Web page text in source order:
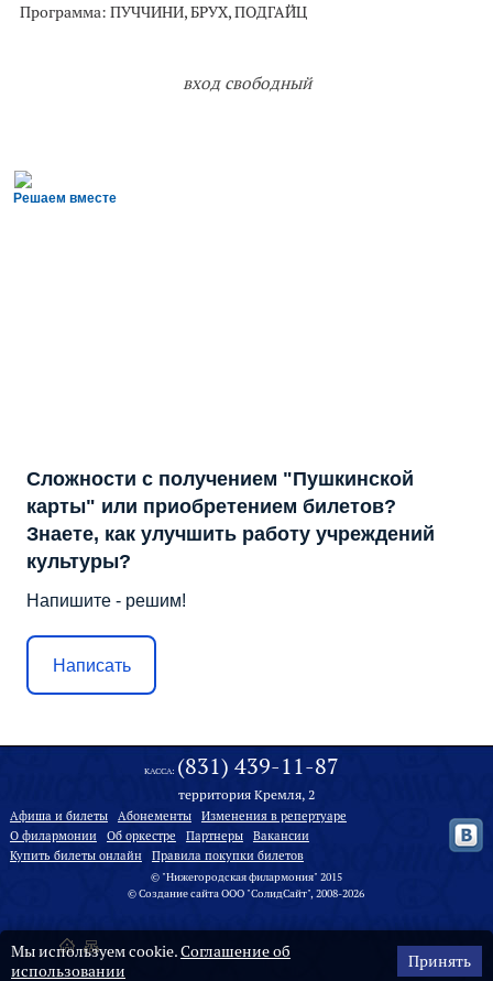
Программа: ПУЧЧИНИ, БРУХ, ПОДГАЙЦ
вход свободный
Решаем вместе
Сложности с получением "Пушкинской
карты" или приобретением билетов?
Знаете, как улучшить работу учреждений
культуры?
Напишите - решим!
Написать
КАССА: (831) 439-11-87
территория Кремля, 2
Афиша и билеты Абонементы
Изменения в репертуаре
О филармонии
Oб оркестре Партнеры
Вакансии
Купить билеты онлайн
Правила покупки билетов
© "Нижегородская филармония" 2015
©Создание сайтаООО "СолидСайт", 2008-2026
Мы используем cookie.Соглашение об
использовании
Принять